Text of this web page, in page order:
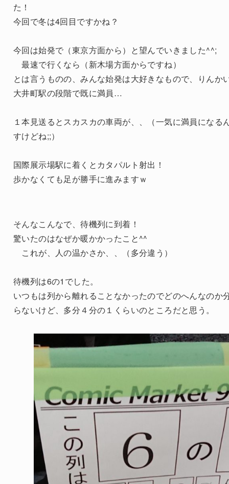
た！
今回で冬は4回目ですかね？
今回は始発で（東京方面から）と望んでいきました^^;
最速で行くなら（新木場方面からですね）
とは言うものの、みんな始発は大好きなもので、りんか
大井町駅の段階で既に満員…
１本見送るとスカスカの車両が、、（一気に満員になる
すけどね;;）
国際展示場駅に着くとカタパルト射出！
歩かなくても足が勝手に進みますｗ
そんなこんなで、待機列に到着！
驚いたのはなぜか暖かかったこと^^
これが、人の温かさか、、（多分違う）
待機列は6の1でした。
いつもは列から離れることなかったのでどのへんなのか
らないけど、多分４分の１くらいのところだと思う。